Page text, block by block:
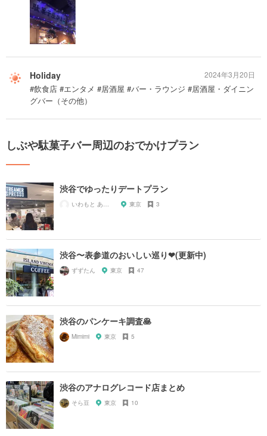
Holiday
#飲食店 #エンタメ #居酒屋 #バー・ラウンジ #居酒屋・ダイニン
グバー（その他）
2024年3月20日
しぶや駄菓子バー周辺のおでかけプラン
渋谷でゆったりデートプラン
いわもと あやか 東京 3
渋谷〜表参道のおいしい巡り❤︎(更新中)
ずずたん 東京 47
渋谷のパンケーキ調査🥞
Mimimi 東京 5
渋谷のアナログレコード店まとめ
そら豆 東京 10